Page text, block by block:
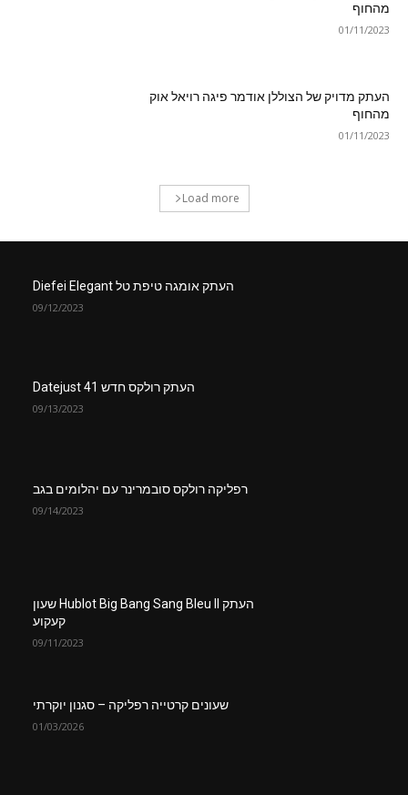
מהחוף
01/11/2023
העתק מדויק של הצוללן אודמר פיגה רויאל אוק
מהחוף
01/11/2023
Load more
העתק אומגה טיפת טל Diefei Elegant
09/12/2023
העתק רולקס חדש Datejust 41
09/13/2023
רפליקה רולקס סובמרינר עם יהלומים בגב
09/14/2023
העתק Hublot Big Bang Sang Bleu II שעון
קעקוע
09/11/2023
שעונים קרטייה רפליקה – סגנון יוקרתי
01/03/2026